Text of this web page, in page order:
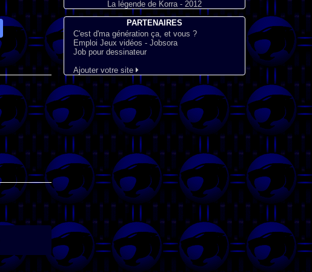
La légende de Korra - 2012
PARTENAIRES
C'est d'ma génération ça, et vous ?
Emploi Jeux vidéos - Jobsora
Job pour dessinateur
Ajouter votre site